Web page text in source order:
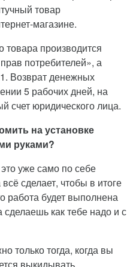
товар
магазине.
товара производится
потребителей», а
Возврат денежных
5 рабочих дней, на
счет юридического лица.
на установке
руками?
уже само по себе
сделает, чтобы в итоге
работа будет выполнена
как тебе надо и с
только тогда, когда вы